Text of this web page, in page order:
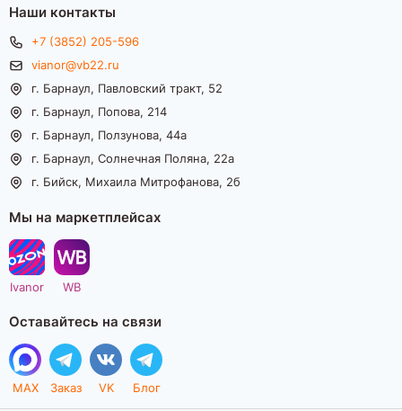
Наши контакты
+7 (3852) 205-596
vianor@vb22.ru
г. Барнаул, Павловский тракт, 52
г. Барнаул, Попова, 214
г. Барнаул, Ползунова, 44а
г. Барнаул, Солнечная Поляна, 22а
г. Бийск, Михаила Митрофанова, 2б
Мы на маркетплейсах
Ivanor WB
Оставайтесь на связи
MAX Заказ VK Блог